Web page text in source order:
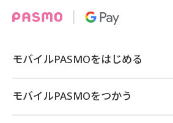
モバイルPASMOをはじめる
モバイルPASMOをつかう